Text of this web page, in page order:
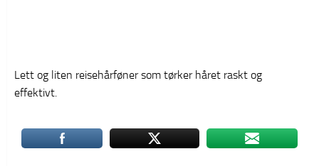
Lett og liten reisehårføner som tørker håret raskt og
effektivt.